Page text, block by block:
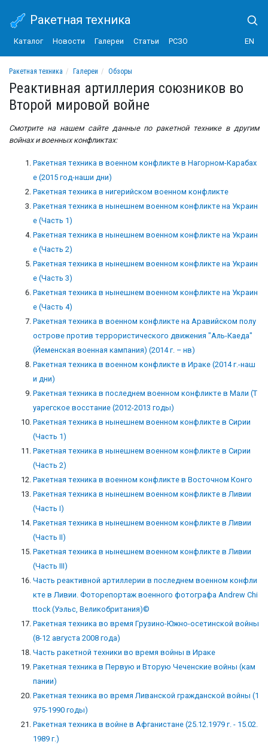
Ракетная техника
Каталог Новости Галереи Статьи РСЗО EN
Ракетная техника Галереи
Обзоры
Реактивная артиллерия союзников во
Второй мировой войне
Смотрите на нашем сайте данные по ракетной технике в другим
войнах и военных конфликтах:
Ракетная техника в военном конфликте в Нагорном-Карабах
е (2015 год-наши дни)
Ракетная техника в нигерийском военном конфликте
Ракетная техника в нынешнем военном конфликте на Украин
е (Часть 1)
Ракетная техника в нынешнем военном конфликте на Украин
е (Часть 2)
Ракетная техника в нынешнем военном конфликте на Украин
е (Часть 3)
Ракетная техника в нынешнем военном конфликте на Украин
е (Часть 4)
Ракетная техника в военном конфликте на Аравийском полу
острове против террористического движения "Аль-Каеда"
(Йеменская военная кампания) (2014 г. – нв)
Ракетная техника в военном конфликте в Ираке (2014 г.-наш
и дни)
Ракетная техника в последнем военном конфликте в Мали (Т
уарегское восстание (2012-2013 годы)
Ракетная техника в нынешнем военном конфликте в Сирии
(Часть 1)
Ракетная техника в нынешнем военном конфликте в Сирии
(Часть 2)
Ракетная техника в военном конфликте в Восточном Конго
Ракетная техника в нынешнем военном конфликте в Ливии
(Часть I)
Ракетная техника в нынешнем военном конфликте в Ливии
(Часть II)
Ракетная техника в нынешнем военном конфликте в Ливии
(Часть III)
Часть реактивной артиллерии в последнем военном конфли
кте в Ливии. Фоторепортаж военного фотографа Andrew Chi
ttock (Уэльс, Великобритания)©
Ракетная техника во время Грузино-Южно-осетинской войны
(8-12 августа 2008 года)
Часть ракетной техники во время войны в Ираке
Ракетная техника в Первую и Вторую Чеченские войны (кам
пании)
Ракетная техника во время Ливанской гражданской войны (1
975-1990 годы)
Ракетная техника в войне в Афганистане (25.12.1979 г. - 15.02.
1989 г.)